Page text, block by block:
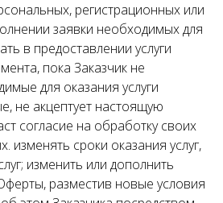
регистрационных или
заявки необходимых для
в предоставлении услуги
пока Заказчик не
для оказания услуги
не акцептует настоящую
согласие на обработку своих
изменять сроки оказания услуг,
изменить или дополнить
разместив новые условия